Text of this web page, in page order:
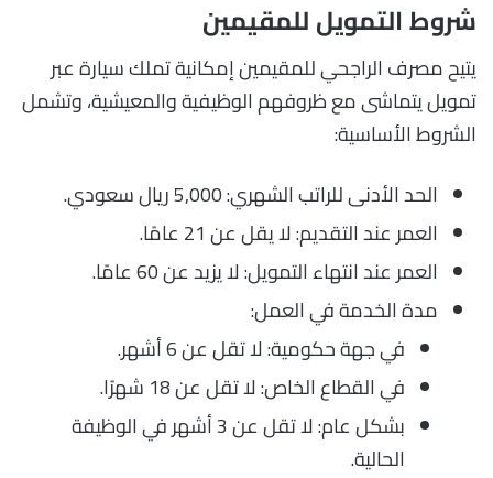
شروط التمويل للمقيمين
يتيح مصرف الراجحي للمقيمين إمكانية تملك سيارة عبر
تمويل يتماشى مع ظروفهم الوظيفية والمعيشية، وتشمل
الشروط الأساسية:
الحد الأدنى للراتب الشهري: 5,000 ريال سعودي.
العمر عند التقديم: لا يقل عن 21 عامًا.
العمر عند انتهاء التمويل: لا يزيد عن 60 عامًا.
مدة الخدمة في العمل:
في جهة حكومية: لا تقل عن 6 أشهر.
في القطاع الخاص: لا تقل عن 18 شهرًا.
بشكل عام: لا تقل عن 3 أشهر في الوظيفة
الحالية.